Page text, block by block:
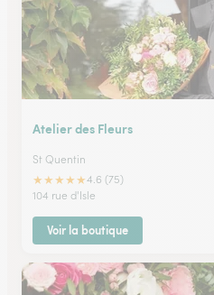
Atelier des Fleurs
St Quentin
★★★★★4.6 (75)
104 rue d'Isle
Voir la boutique